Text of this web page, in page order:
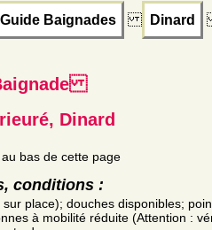
Guide Baignades Dinard
Dinard
bas de cette page
conditions :
place); douches disponibles;
à mobilité réduite (Attention :